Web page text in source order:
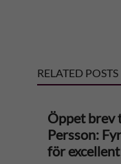
RELATED POSTS
Öppet brev
Persson:
för